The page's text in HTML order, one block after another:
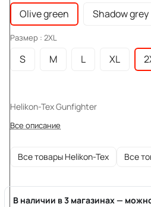
Olive green Shadow grey
Размер : 2XL
S M L XL
Helikon-Tex Gunfighter
Все описание
Все товары Helikon-Tex Все
В наличии в 3 магазинах —